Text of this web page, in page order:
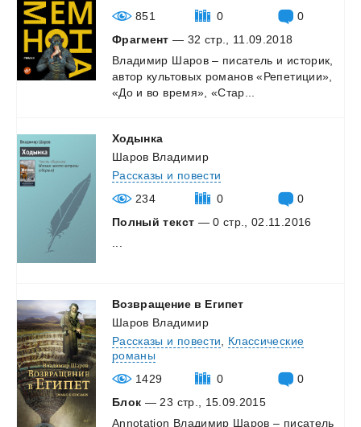
851
0
0
Фрагмент — 32 стр., 11.09.2018
Владимир Шаров – писатель и историк,
автор культовых романов «Репетиции»,
«До и во время», «Стар...
Ходынка
Шаров Владимир
Рассказы и повести
234
0
0
Полный текст — 0 стр., 02.11.2016
Возвращение в Египет
Шаров Владимир
Рассказы и повести
Классические
романы
1429
0
0
Блок — 23 стр., 15.09.2015
Annotation Владимир Шаров – писатель